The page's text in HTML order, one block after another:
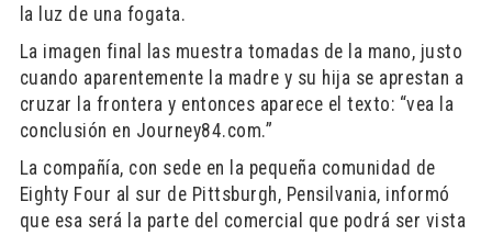
la luz de una fogata.
La imagen final las muestra tomadas de la mano, justo
cuando aparentemente la madre y su hija se aprestan a
cruzar la frontera y entonces aparece el texto: “vea la
conclusión en Journey84.com.”
La compañía, con sede en la pequeña comunidad de
Eighty Four al sur de Pittsburgh, Pensilvania, informó
que esa será la parte del comercial que podrá ser vista